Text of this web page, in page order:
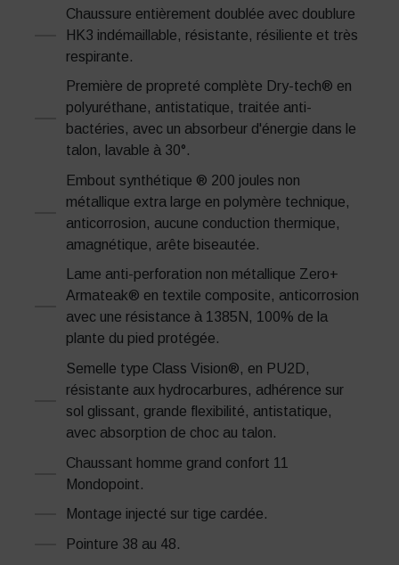
Chaussure entièrement doublée avec doublure
HK3 indémaillable, résistante, résiliente et très
respirante.
Première de propreté complète Dry-tech® en
polyuréthane, antistatique, traitée anti-
bactéries, avec un absorbeur d'énergie dans le
talon, lavable à 30°.
Embout synthétique ® 200 joules non
métallique extra large en polymère technique,
anticorrosion, aucune conduction thermique,
amagnétique, arête biseautée.
Lame anti-perforation non métallique Zero+
Armateak® en textile composite, anticorrosion
avec une résistance à 1385N, 100% de la
plante du pied protégée.
Semelle type Class Vision®, en PU2D,
résistante aux hydrocarbures, adhérence sur
sol glissant, grande flexibilité, antistatique,
avec absorption de choc au talon.
Chaussant homme grand confort 11
Mondopoint.
Montage injecté sur tige cardée.
Pointure 38 au 48.